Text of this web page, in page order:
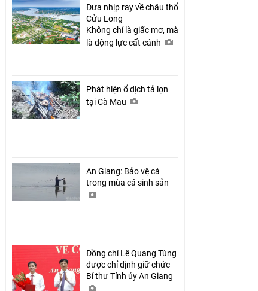
Đưa nhịp ray về châu thổ
Cửu Long
Không chỉ là giấc mơ, mà
là động lực cất cánh
Phát hiện ổ dịch tả lợn
tại Cà Mau
An Giang: Bảo vệ cá
trong mùa cá sinh sản
Đồng chí Lê Quang Tùng
được chỉ định giữ chức
Bí thư Tỉnh ủy An Giang